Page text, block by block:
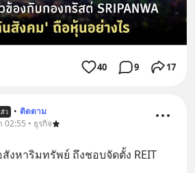
40 9 17
ว • ติดตาม
02:55 • ธุรกิจ
หาริมทรัพย์ ถึงชอบจัดตั้ง REIT